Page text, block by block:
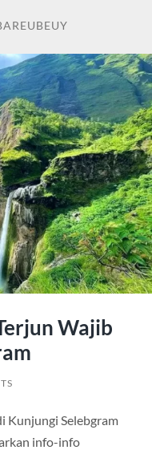
Wajib
Kunjungi Selebgram
info-info